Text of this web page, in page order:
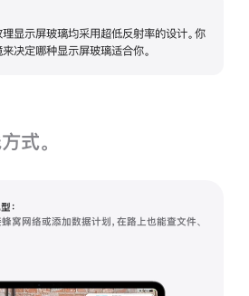
显示屏玻璃均采用超低反射率的设计。你
决定哪种显示屏玻璃适合你。
式。
：
窝网络或添加数据计划，在路上也能查文件、